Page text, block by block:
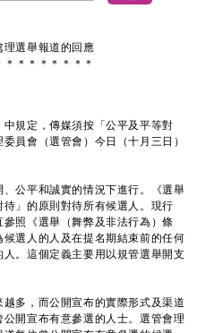
理選舉報道的回應
＊ ＊ ＊ ＊ ＊ ＊ ＊ ＊
規定，傳媒須按「公平及平等對
員會（選管會）今日（十月三日）
公平和誠實的情況下進行。《選舉
」的原則對待所有候選人。現行
參照《選舉（舞弊及非法行為）條
選人的人及在提名期結束前的任何
。這個定義主要用以規管選舉開支
多，而公開宣布的實際形式及渠道
開宣布有意參選的人士。選管會理